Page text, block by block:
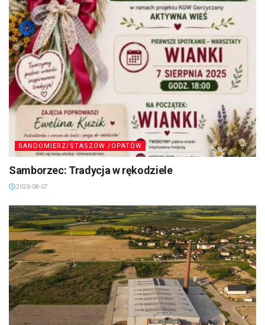
SANDOMIERZ/STASZÓW /OPATÓW
Samborzec: Tradycja w rękodziele
2026-08-07